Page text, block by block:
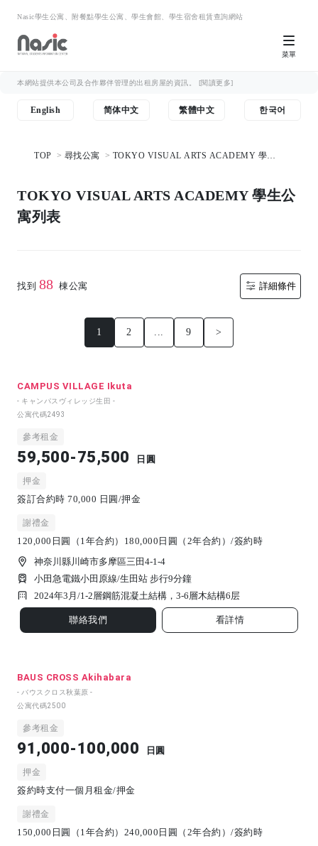
Nasic學生公寓、附餐點學生公寓、學生會館、學生宿舍租賃查詢網站
菜單
本網站提供本公司及合作夥伴管理的出租房屋的資訊。 [閱讀更多]
English 简体中文 繁體中文 한국어
TOP 尋找公寓
TOKYO VISUAL ARTS ACADEMY 學生
TOKYO VISUAL ARTS ACADEMY 學生公
寓列表
找到 88 棟公寓 詳細條件
1 2 ... 9 >
CAMPUS VILLAGE Ikuta
- キャンパスヴィレッジ生田 -
公寓代碼2493
參考租金
59,500-75,500 日圓
押金
簽訂合約時 70,000 日圓/押金
謝禮金
120,000日圓（1年合約）180,000日圓（2年合約）/簽約時
神奈川縣川崎市多摩區三田4-1-4
小田急電鐵小田原線/生田站 步行9分鐘
2024年3月/1-2層鋼筋混凝土結構，3-6層木結構6 层
聯絡我們 看詳情
BAUS CROSS Akihabara
- バウスクロス秋葉原 -
公寓代碼2500
參考租金
91,000-100,000 日圓
押金
簽約時支付一個月租金/押金
謝禮金
150,000日圓（1年合約）240,000日圓（2年合約）/簽約時